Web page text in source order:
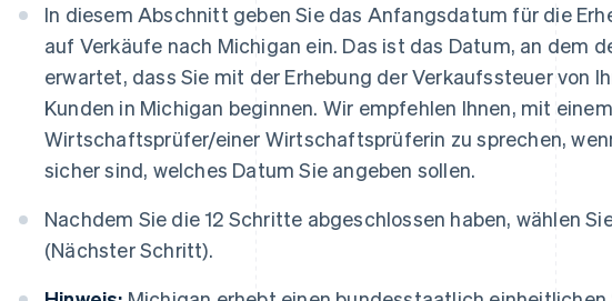
In diesem Abschnitt geben Sie das Anfangsdatum für die
auf Verkäufe nach Michigan ein. Das ist das Datum, an dem
erwartet, dass Sie mit der Erhebung der Verkaufssteuer von
Kunden in Michigan beginnen. Wir empfehlen Ihnen, mit einem
Wirtschaftsprüfer/einer Wirtschaftsprüferin zu sprechen,
sicher sind, welches Datum Sie angeben sollen.
Nachdem Sie die 12 Schritte abgeschlossen haben, wählen
(Nächster Schritt).